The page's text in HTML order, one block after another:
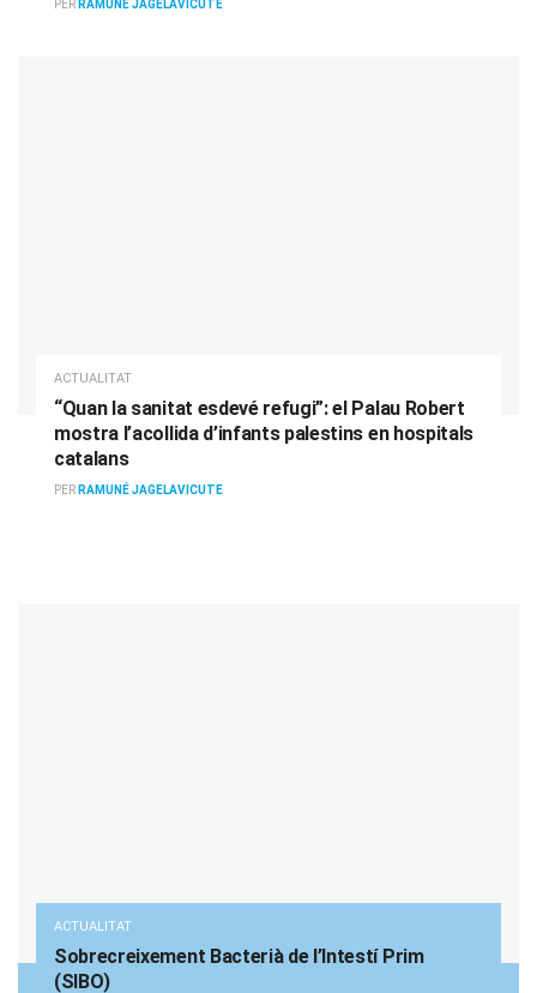
PER RAMUNÉ JAGELAVICUTE
ACTUALITAT
“Quan la sanitat esdevé refugi”: el Palau Robert
mostra l’acollida d’infants palestins en hospitals
catalans
PER RAMUNÉ JAGELAVICUTE
ACTUALITAT
Sobrecreixement Bacterià de l’Intestí Prim
(SIBO)